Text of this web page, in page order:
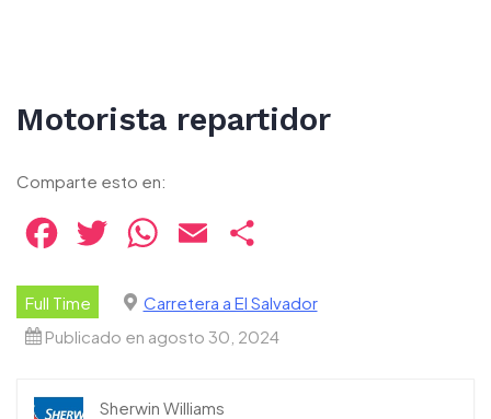
Motorista repartidor
Comparte esto en:
Facebook
Twitter WhatsApp
Email
Full Time
Carretera a El Salvador
Publicado en agosto 30, 2024
Sherwin Williams